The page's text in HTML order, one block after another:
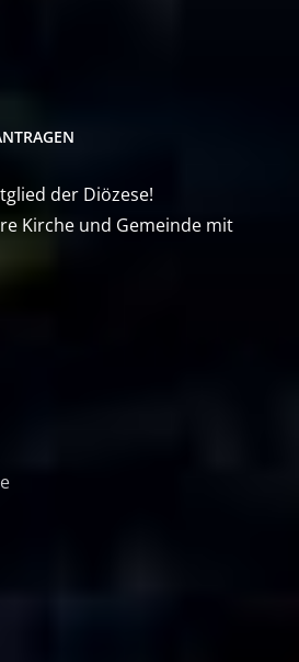
der Diözese!
Kirche und Gemeinde mit